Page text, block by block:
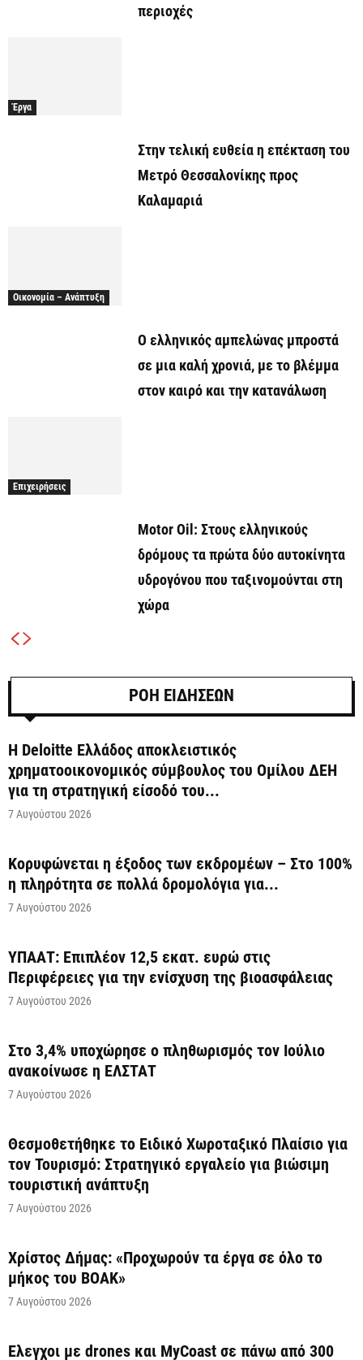
περιοχές
Έργα
Στην τελική ευθεία η επέκταση του
Μετρό Θεσσαλονίκης προς
Καλαμαριά
Οικονομία – Ανάπτυξη
Ο ελληνικός αμπελώνας μπροστά
σε μια καλή χρονιά, με το βλέμμα
στον καιρό και την κατανάλωση
Επιχειρήσεις
Motor Oil: Στους ελληνικούς
δρόμους τα πρώτα δύο αυτοκίνητα
υδρογόνου που ταξινομούνται στη
χώρα
ΡΟΗ ΕΙΔΗΣΕΩΝ
Η Deloitte Ελλάδος αποκλειστικός
χρηματοοικονομικός σύμβουλος του Ομίλου ΔΕΗ
για τη στρατηγική είσοδό του...
7 Αυγούστου 2026
Κορυφώνεται η έξοδος των εκδρομέων – Στο 100%
η πληρότητα σε πολλά δρομολόγια για...
7 Αυγούστου 2026
ΥΠΑΑΤ: Επιπλέον 12,5 εκατ. ευρώ στις
Περιφέρειες για την ενίσχυση της βιοασφάλειας
7 Αυγούστου 2026
Στο 3,4% υποχώρησε ο πληθωρισμός τον Ιούλιο
ανακοίνωσε η ΕΛΣΤΑΤ
7 Αυγούστου 2026
Θεσμοθετήθηκε το Ειδικό Χωροταξικό Πλαίσιο για
τον Τουρισμό: Στρατηγικό εργαλείο για βιώσιμη
τουριστική ανάπτυξη
7 Αυγούστου 2026
Χρίστος Δήμας: «Προχωρούν τα έργα σε όλο το
μήκος του ΒΟΑΚ»
7 Αυγούστου 2026
Έλεγχοι με drones και MyCoast σε πάνω από 300